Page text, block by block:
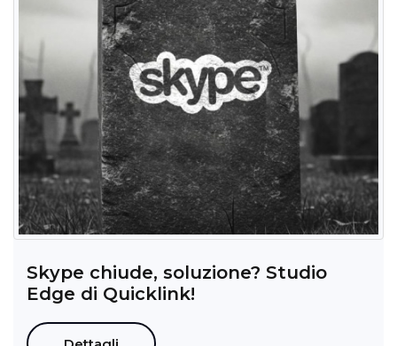
Skype chiude, soluzione? Studio
Edge di Quicklink!